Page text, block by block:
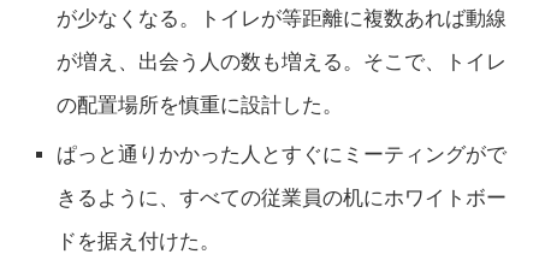
が少なくなる。トイレが等距離に複数あれば動線
が増え、出会う人の数も増える。そこで、トイレ
の配置場所を慎重に設計した。
ぱっと通りかかった人とすぐにミーティングがで
きるように、すべての従業員の机にホワイトボー
ドを据え付けた。